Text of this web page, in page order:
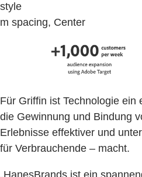
style
m spacing, Center
Für Griffin ist Technologie ein
die Gewinnung und Bindung
Erlebnisse effektiver und
für Verbrauchende – macht.